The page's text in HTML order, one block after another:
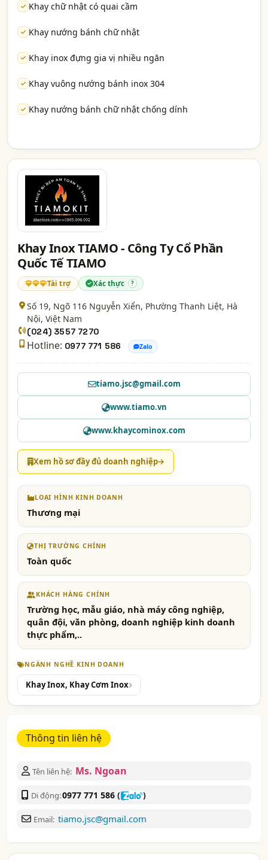
Khay chữ nhật có quai cầm
Khay nướng bánh chữ nhật
Khay inox đựng gia vị nhiều ngăn
Khay vuông nướng bánh inox 304
Khay nướng bánh chữ nhật chống dính
Khay Inox TIAMO - Công Ty Cổ Phần
Quốc Tế TIAMO
Tài trợ Xác thực ?
Số 19, Ngõ 116 Nguyễn Xiển, Phường Thanh Liệt, Hà
Nội, Việt Nam
(024) 3557 7270
Hotline: 0977 771 586 Zalo
tiamo.jsc@gmail.com
www.tiamo.vn
www.khaycominox.com
Xem hồ sơ đầy đủ doanh nghiệp
LOẠI HÌNH KINH DOANH
Thương mại
THỊ TRƯỜNG CHÍNH
Toàn quốc
KHÁCH HÀNG CHÍNH
Trường học, mẫu giáo, nhà máy công nghiệp,
quân đội, văn phòng, doanh nghiệp kinh doanh
thực phẩm,..
NGÀNH NGHỀ KINH DOANH
Khay Inox, Khay Cơm Inox
Thông tin liên hệ
Tên liên hệ: Ms. Ngoan
Di động:0977 771 586 ( )
Email: tiamo.jsc@gmail.com